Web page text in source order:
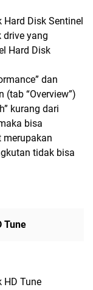
Disk Sentinel
drive yang
Hard Disk
dan
(tab “Overview”)
kurang dari
bisa
merupakan
tidak bisa
Tune
HD Tune